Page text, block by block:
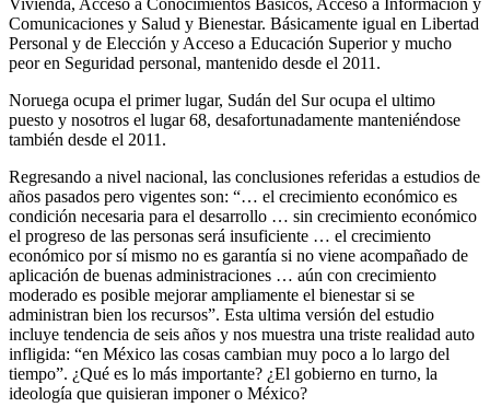
Vivienda, Acceso a Conocimientos Básicos, Acceso a Información y
Comunicaciones y Salud y Bienestar. Básicamente igual en Libertad
Personal y de Elección y Acceso a Educación Superior y mucho
peor en Seguridad personal, mantenido desde el 2011.
Noruega ocupa el primer lugar, Sudán del Sur ocupa el ultimo
puesto y nosotros el lugar 68, desafortunadamente manteniéndose
también desde el 2011.
Regresando a nivel nacional, las conclusiones referidas a estudios de
años pasados pero vigentes son: “… el crecimiento económico es
condición necesaria para el desarrollo … sin crecimiento económico
el progreso de las personas será insuficiente … el crecimiento
económico por sí mismo no es garantía si no viene acompañado de
aplicación de buenas administraciones … aún con crecimiento
moderado es posible mejorar ampliamente el bienestar si se
administran bien los recursos”. Esta ultima versión del estudio
incluye tendencia de seis años y nos muestra una triste realidad auto
infligida: “en México las cosas cambian muy poco a lo largo del
tiempo”. ¿Qué es lo más importante? ¿El gobierno en turno, la
ideología que quisieran imponer o México?